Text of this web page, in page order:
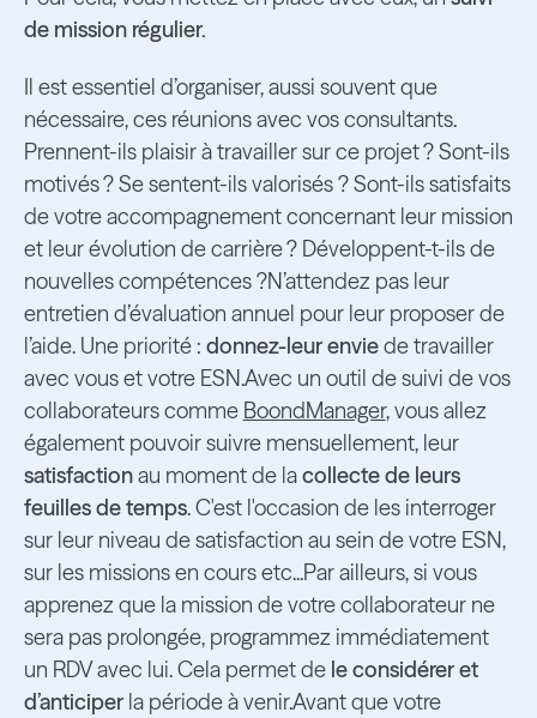
de mission régulier.
Il est essentiel d’organiser, aussi souvent que
nécessaire, ces réunions avec vos consultants.
Prennent-ils plaisir à travailler sur ce projet ? Sont-ils
motivés ? Se sentent-ils valorisés ? Sont-ils satisfaits
de votre accompagnement concernant leur mission
et leur évolution de carrière ? Développent-t-ils de
nouvelles compétences ?N’attendez pas leur
entretien d’évaluation annuel pour leur proposer de
l’aide. Une priorité : donnez-leur enviede travailler
avec vous et votre ESN.Avec un outil de suivi de vos
collaborateurs comme BoondManager, vous allez
également pouvoir suivre mensuellement, leur
satisfactionau moment de lacollecte de leurs
feuilles de temps. C'est l'occasion de les interroger
sur leur niveau de satisfaction au sein de votre ESN,
sur les missions en cours etc...Par ailleurs, si vous
apprenez que la mission de votre collaborateur ne
sera pas prolongée, programmez immédiatement
un RDV avec lui. Cela permet de le considérer et
d’anticiperla période à venir.Avant que votre